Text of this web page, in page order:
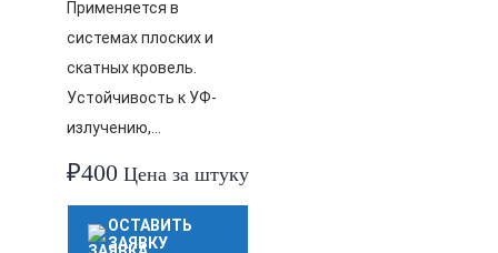
Применяется в
системах плоских и
скатных кровель.
Устойчивость к УФ-
излучению,…
₽400 Цена за штуку
ОСТАВИТЬ
ЗАЯВКУ